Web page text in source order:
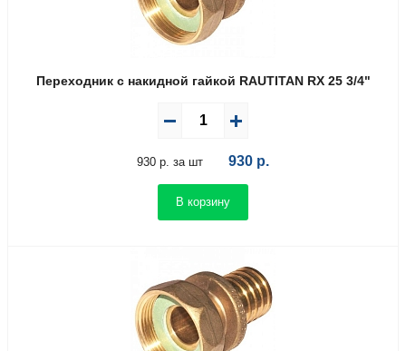
Переходник с накидной гайкой RAUTITAN RX 25 3/4"
930 р. за шт 930 р.
В корзину